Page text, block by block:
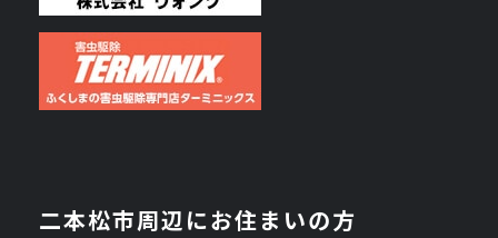
二本松市周辺にお住まいの方